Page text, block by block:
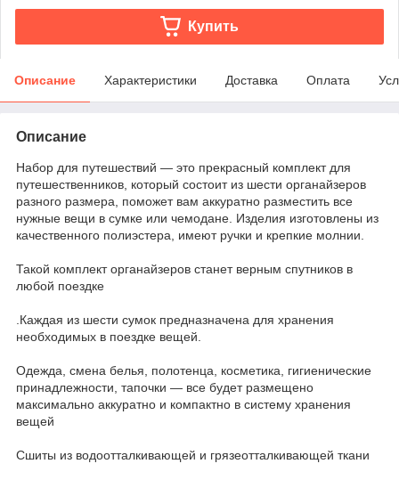
Купить
Описание Характеристики Доставка Оплата
Описание
Набор для путешествий — это прекрасный комплект для
путешественников, который состоит из шести органайзеров
разного размера, поможет вам аккуратно разместить все
нужные вещи в сумке или чемодане. Изделия изготовлены из
качественного полиэстера, имеют ручки и крепкие молнии.
Такой комплект органайзеров станет верным спутников в
любой поездке
.Каждая из шести сумок предназначена для хранения
необходимых в поездке вещей.
Одежда, смена белья, полотенца, косметика, гигиенические
принадлежности, тапочки — все будет размещено
максимально аккуратно и компактно в систему хранения
вещей
Сшиты из водоотталкивающей и грязеотталкивающей ткани